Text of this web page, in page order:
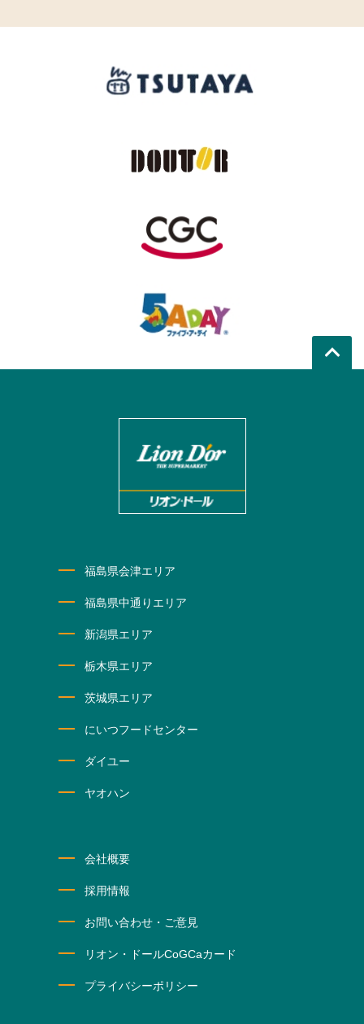
福島県会津エリア
福島県中通りエリア
新潟県エリア
栃木県エリア
茨城県エリア
にいつフードセンター
ダイユー
ヤオハン
会社概要
採用情報
お問い合わせ・ご意見
リオン・ドールCoGCaカード
プライバシーポリシー